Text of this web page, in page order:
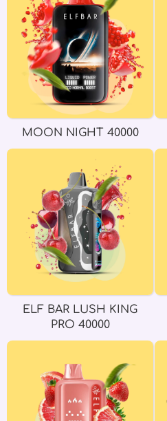
MOON NIGHT 40000
ELF BAR LUSH KING
PRO 40000